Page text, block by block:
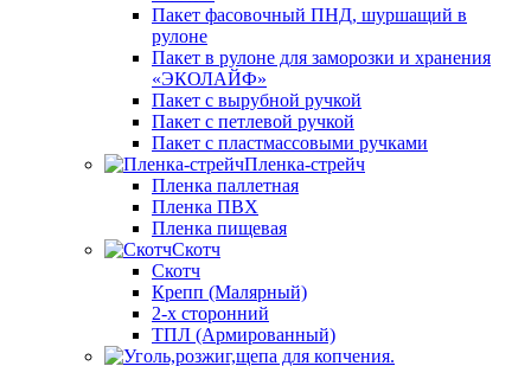
Пакет фасовочный ПНД, шуршащий в
рулоне
Пакет в рулоне для заморозки и хранения
«ЭКОЛАЙФ»
Пакет с вырубной ручкой
Пакет с петлевой ручкой
Пакет с пластмассовыми ручками
Пленка-стрейч
Пленка паллетная
Пленка ПВХ
Пленка пищевая
Скотч
Скотч
Крепп (Малярный)
2-х сторонний
ТПЛ (Армированный)